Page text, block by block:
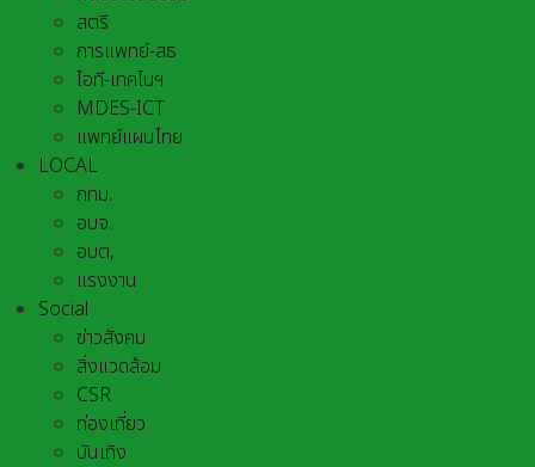
สตรี
การแพทย์-สธ
ไอที-เทคโนฯ
MDES-ICT
แพทย์แผนไทย
LOCAL
กทม.
อบจ.
อบต,
แรงงาน
Social
ข่าวสังคม
สิ่งแวดล้อม
CSR
ท่องเที่ยว
บันเทิง